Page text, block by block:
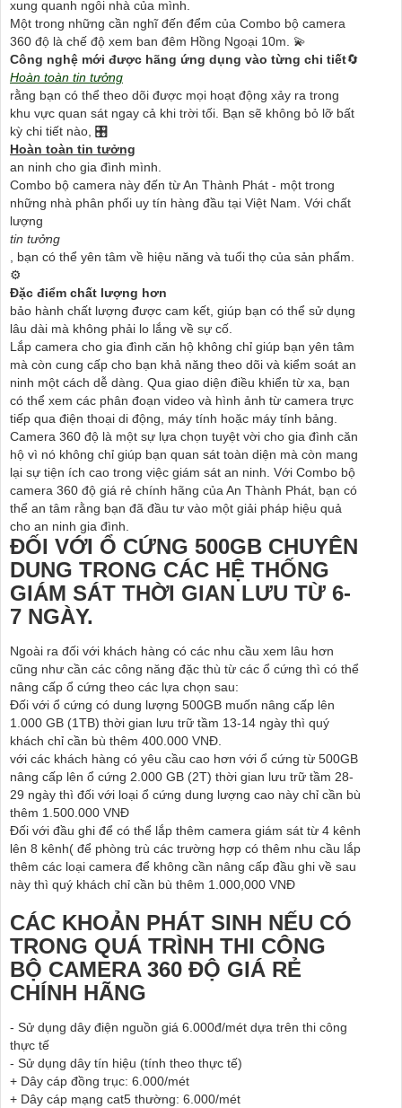
xung quanh ngôi nhà của mình.
Một trong những cần nghĩ đến đểm của Combo bộ camera
360 độ là chế độ xem ban đêm Hồng Ngoại 10m. 💫
Công nghệ mới được hãng ứng dụng vào từng chi tiết🔄
Hoàn toàn tin tưởng
rằng bạn có thể theo dõi được mọi hoạt động xảy ra trong
khu vực quan sát ngay cả khi trời tối. Bạn sẽ không bỏ lỡ bất
kỳ chi tiết nào, 🎛
Hoàn toàn tin tưởng
an ninh cho gia đình mình.
Combo bộ camera này đến từ An Thành Phát - một trong
những nhà phân phối uy tín hàng đầu tại Việt Nam. Với chất
lượng
tin tưởng
, bạn có thể yên tâm về hiệu năng và tuổi thọ của sản phẩm.
⚙
Đặc điểm chất lượng hơn
bảo hành chất lượng được cam kết, giúp bạn có thể sử dụng
lâu dài mà không phải lo lắng về sự cố.
Lắp camera cho gia đình căn hộ không chỉ giúp bạn yên tâm
mà còn cung cấp cho bạn khả năng theo dõi và kiểm soát an
ninh một cách dễ dàng. Qua giao diện điều khiển từ xa, bạn
có thể xem các phân đoạn video và hình ảnh từ camera trực
tiếp qua điện thoại di động, máy tính hoặc máy tính bảng.
Camera 360 độ là một sự lựa chọn tuyệt vời cho gia đình căn
hộ vì nó không chỉ giúp bạn quan sát toàn diện mà còn mang
lại sự tiện ích cao trong việc giám sát an ninh. Với Combo bộ
camera 360 độ giá rẻ chính hãng của An Thành Phát, bạn có
thể an tâm rằng bạn đã đầu tư vào một giải pháp hiệu quả
cho an ninh gia đình.
ĐỐI VỚI Ổ CỨNG 500GB CHUYÊN
DUNG TRONG CÁC HỆ THỐNG
GIÁM SÁT THỜI GIAN LƯU TỪ 6-
7 NGÀY.
Ngoài ra đối với khách hàng có các nhu cầu xem lâu hơn
cũng như cần các công năng đặc thù từ các ổ cứng thì có thể
nâng cấp ổ cứng theo các lựa chọn sau:
Đối với ổ cứng có dung lượng 500GB muốn nâng cấp lên
1.000 GB (1TB) thời gian lưu trữ tầm 13-14 ngày thì quý
khách chỉ cần bù thêm 400.000 VNĐ.
với các khách hàng có yêu cầu cao hơn với ổ cứng từ 500GB
nâng cấp lên ổ cứng 2.000 GB (2T) thời gian lưu trữ tầm 28-
29 ngày thì đối với loại ổ cứng dung lượng cao này chỉ cần bù
thêm 1.500.000 VNĐ
Đối với đầu ghi để có thể lắp thêm camera giám sát từ 4 kênh
lên 8 kênh( để phòng trù các trường hợp có thêm nhu cầu lắp
thêm các loại camera để không cần nâng cấp đầu ghi về sau
này thì quý khách chỉ cần bù thêm 1.000,000 VNĐ
CÁC KHOẢN PHÁT SINH NẾU CÓ
TRONG QUÁ TRÌNH THI CÔNG
BỘ CAMERA 360 ĐỘ GIÁ RẺ
CHÍNH HÃNG
- Sử dụng dây điện nguồn giá 6.000đ/mét dựa trên thi công
thực tế
- Sử dụng dây tín hiệu (tính theo thực tế)
+ Dây cáp đồng trục: 6.000/mét
+ Dây cáp mạng cat5 thường: 6.000/mét